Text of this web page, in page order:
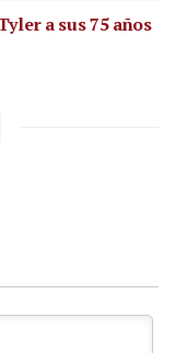
a sus 75 años